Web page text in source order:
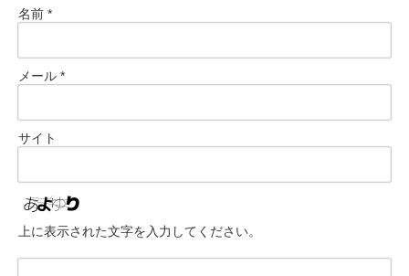
名前 *
メール *
サイト
上に表示された文字を入力してください。